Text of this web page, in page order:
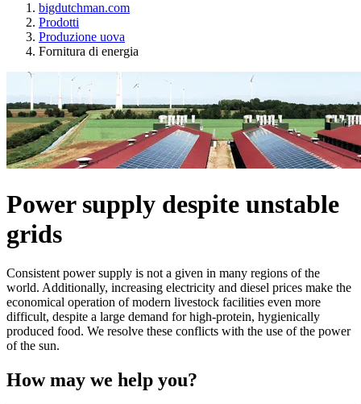
bigdutchman.com
Prodotti
Produzione uova
Fornitura di energia
Power supply despite unstable
grids
Consistent power supply is not a given in many regions of the
world. Additionally, increasing electricity and diesel prices make the
economical operation of modern livestock facilities even more
difficult, despite a large demand for high-protein, hygienically
produced food. We resolve these conflicts with the use of the power
of the sun.
How may we help you?